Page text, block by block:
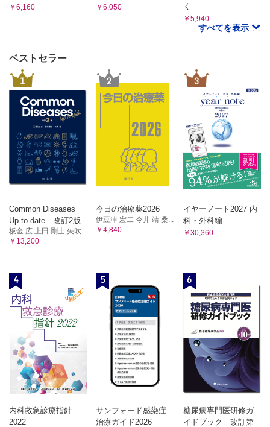
4 利用方法：情報を患者さんのために
2 股関節伸展ROM運動
B．股関節疾患術後の筋力増強運動
1 股関節屈曲筋力
2 股関節外転筋力
3 股関節外旋・内旋筋力
4 スクワットによる股関節伸展筋力増強
5 片足立ちによる中殿筋筋力増強運動
6章 肩関節症例を想定した検査測定と治療
6-1．肩関節ROM検査
1 肩関節屈曲ROM検査
2 肩関節外転ROM検査
4 肩関節外旋ROM検査② 2nd position
5 肩関節内旋ROM検査① 1ST position
6 肩関節内旋ROM検査② 2nd position
2 肩関節外転MMT
3 肩関節外旋MMT（棘下筋）
4 棘上筋のMMT
5 肩甲下筋のMMT
6-3．肩関節ROM運動
1 肩関節屈曲ROM運動
2 肩関節外転ROM運動
3 肩関節外旋・内旋ROM運動
4 肩甲骨のprotractionを抑制する
6-4．肩関節疾患の筋力増強運動
1 肩関節屈曲・外転筋力（アウターマッスル）
2 肩関節外転筋力（棘上筋：インナーマッスル）
￥6,160 ￥6,050
く
￥5,940
すべてを表示
ベストセラー
1
Common Diseases
Up to date 改訂2版
板金 広 上田 剛士 矢吹...
￥13,200
2
今日の治療薬2026
伊豆津 宏二 今井 靖 桑...
￥4,840
3
イヤーノート2027 内
科・外科編
￥30,360
4
内科救急診療指針
2022
5
サンフォード感染症
治療ガイド2026
6
糖尿病専門医研修ガ
イドブック 改訂第